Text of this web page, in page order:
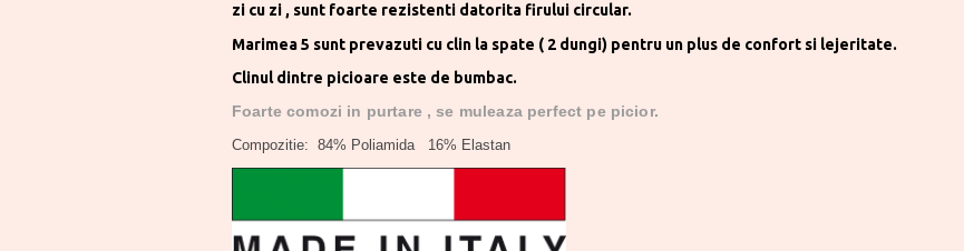
zi cu zi , sunt foarte rezistenti datorita firului circular.
Marimea 5 sunt prevazuti cu clin la spate ( 2 dungi) pentru un plus de confort si lejeritate.
Clinul dintre picioare este de bumbac.
Foarte comozi in purtare , se muleaza perfect pe picior.
Compozitie: 84% Poliamida 16% Elastan